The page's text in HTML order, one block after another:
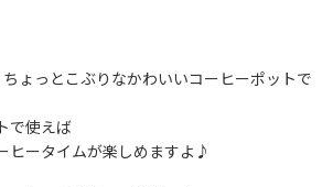
ちょっとこぶりなかわいいコーヒーポットで
で使えば
ヒータイムが楽しめますよ♪